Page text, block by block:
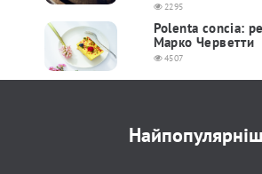
2295
Polenta concia:
Марко Черветти
4507